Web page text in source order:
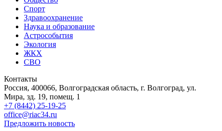
Спорт
Здравоохранение
Наука и образование
Астрособытия
Экология
ЖКХ
СВО
Контакты
Россия, 400066, Волгоградская область, г. Волгоград, ул.
Мира, зд. 19, помещ. 1
+7 (8442) 25-19-25
office@riac34.ru
Предложить новость